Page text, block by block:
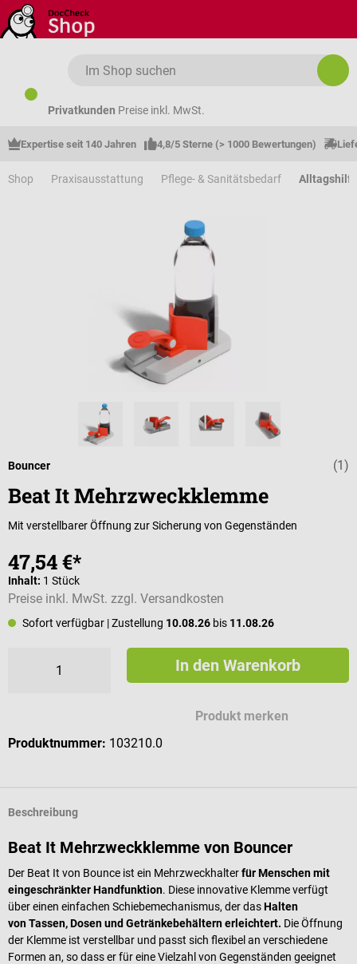
Zum Hauptinhalt springen
Privatkunden Preise inkl. MwSt.
Expertise seit 140 Jahren 4,8/5 Sterne (> 1000 Bewertungen)
Shop Praxisausstattung Pflege- & Sanitätsbedarf
(1)
Bouncer
Beat It Mehrzweckklemme
Mit verstellbarer Öffnung zur Sicherung von Gegenständen
47,54 €*
Inhalt: 1 Stück
Preise inkl. MwSt. zzgl. Versandkosten
Sofort verfügbar | Zustellung 10.08.26 bis 11.08.26
In den Warenkorb
Produkt merken
Produktnummer: 103210.0
Beschreibung
Beat It Mehrzweckklemme von Bouncer
Der Beat It von Bounce ist ein Mehrzweckhalterfür Menschen mit
eingeschränkter Handfunktion. Diese innovative Klemme verfügt
über einen einfachen Schiebemechanismus, der dasHalten
vonTassen, Dosen und Getränkebehältern erleichtert. Die Öffnung
der Klemme ist verstellbar und passt sich flexibel an verschiedene
Formen an, so dass er für eine Vielzahl von Gegenständen geeignet